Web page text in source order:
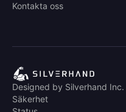
Kontakta oss
Designed by Silverhand Inc.
Säkerhet